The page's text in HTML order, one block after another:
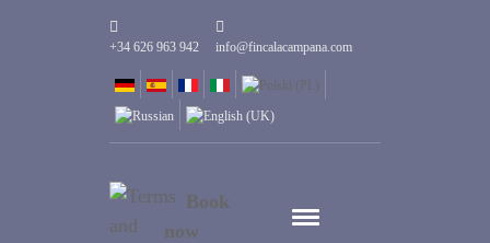
+34 626 963 942 info@fincalacampana.com
Book
now